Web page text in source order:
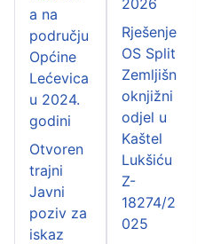
a na
području
Općine
Lećevica
u 2024.
godini
Otvoren
trajni
Javni
poziv za
iskaz
Rješenje
OS Split
Zemljišn
oknjižni
odjel u
Kaštel
Lukšiću
Z-
18274/2
025